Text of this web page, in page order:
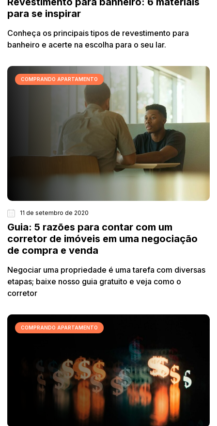
para se inspirar
Conheça os principais tipos de revestimento para
banheiro e acerte na escolha para o seu lar.
COMPRANDO APARTAMENTO
11 de setembro de 2020
Guia: 5 razões para contar com um
corretor de imóveis em uma negociação
de compra e venda
Negociar uma propriedade é uma tarefa com diversas
etapas; baixe nosso guia gratuito e veja como o
corretor
COMPRANDO APARTAMENTO